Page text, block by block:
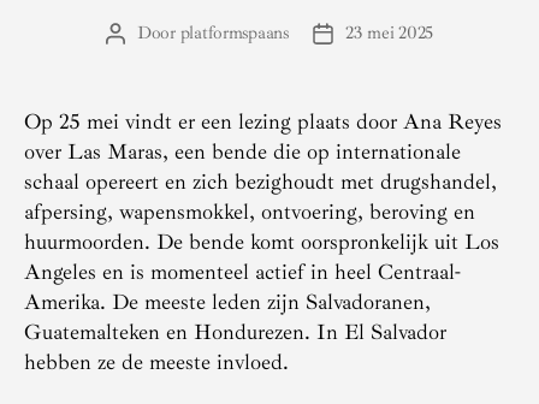
Berichtauteur
Door platformspaans Berichtdatum
23 mei 2025
Op 25 mei vindt er een lezing plaats door Ana Reyes
over Las Maras, een bende die op internationale
schaal opereert en zich bezighoudt met drugshandel,
afpersing, wapensmokkel, ontvoering, beroving en
huurmoorden. De bende komt oorspronkelijk uit Los
Angeles en is momenteel actief in heel Centraal-
Amerika. De meeste leden zijn Salvadoranen,
Guatemalteken en Hondurezen. In El Salvador
hebben ze de meeste invloed.